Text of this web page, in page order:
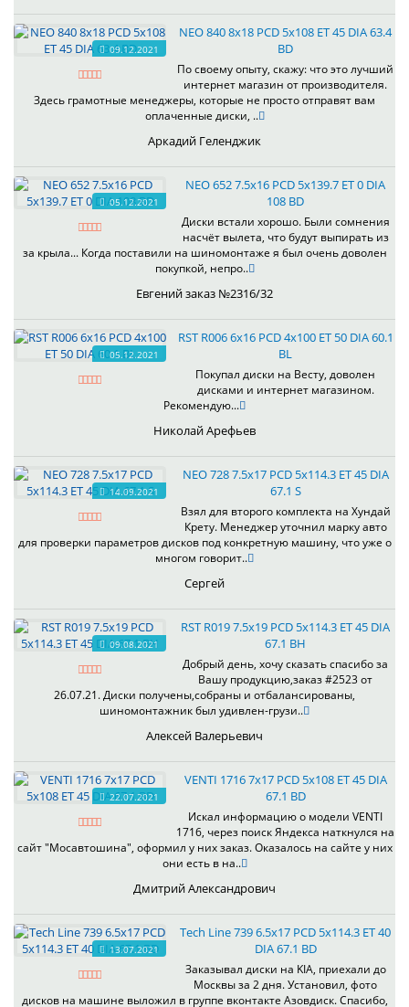
09.12.2021
NEO 840 8x18 PCD 5x108 ET 45 DIA 63.4
BD
По своему опыту, скажу: что это лучший
интернет магазин от производителя.
Здесь грамотные менеджеры, которые не просто отправят вам
оплаченные диски, ..
Аркадий Геленджик
05.12.2021
NEO 652 7.5x16 PCD 5x139.7 ET 0 DIA
108 BD
Диски встали хорошо. Были сомнения
насчёт вылета, что будут выпирать из
за крыла... Когда поставили на шиномонтаже я был очень доволен
покупкой, непро..
Евгений заказ №2316/32
05.12.2021
RST R006 6x16 PCD 4x100 ET 50 DIA 60.1
BL
Покупал диски на Весту, доволен
дисками и интернет магазином.
Рекомендую...
Николай Арефьев
14.09.2021
NEO 728 7.5x17 PCD 5x114.3 ET 45 DIA
67.1 S
Взял для второго комплекта на Хундай
Крету. Менеджер уточнил марку авто
для проверки параметров дисков под конкретную машину, что уже о
многом говорит..
Сергей
09.08.2021
RST R019 7.5x19 PCD 5x114.3 ET 45 DIA
67.1 BH
Добрый день, хочу сказать спасибо за
Вашу продукцию,заказ #2523 от
26.07.21. Диски получены,собраны и отбалансированы,
шиномонтажник был удивлен-грузи..
Алексей Валерьевич
22.07.2021
VENTI 1716 7x17 PCD 5x108 ET 45 DIA
67.1 BD
Искал информацию о модели VENTI
1716, через поиск Яндекса наткнулся на
сайт "Мосавтошина", оформил у них заказ. Оказалось на сайте у них
они есть в на..
Дмитрий Александрович
13.07.2021
Tech Line 739 6.5x17 PCD 5x114.3 ET 40
DIA 67.1 BD
Заказывал диски на KIA, приехали до
Москвы за 2 дня. Установил, фото
дисков на машине выложил в группе вконтакте Азовдиск. Спасибо,